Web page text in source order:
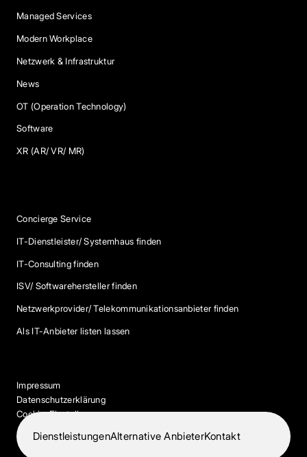
DienstleistungenAlternative AnbieterKontakt
Managed Services
Modern Workplace
Netzwerk & Infrastruktur
News
OT (Operation Technology)
Software
XR (AR/ VR/ MR)
Concierge Service
IT-Dienstleister/ Systemhaus finden
IT-Consulting finden
ISV/ Softwarehersteller finden
Netzwerkprovider/ Telekommunikationsanbieter finden
Als IT-Anbieter listen lassen
© 2026 IT-Dock. Alle Rechte vorbehalten.
Impressum
Datenschutzerklärung
Cookie-Einstellungen